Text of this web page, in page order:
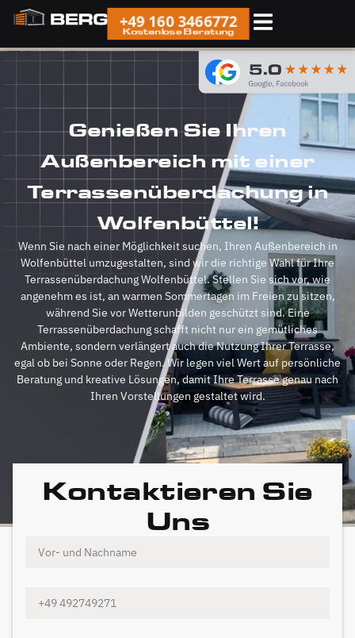
+49 160 3466772
Kostenlose Beratung
Genießen Sie Ihren
Außenbereich mit einer
Terrassenüberdachung in
Wolfenbüttel!
Wenn Sie nach einer Möglichkeit suchen, Ihren Außenbereich in
Wolfenbüttel umzugestalten, sind wir die richtige Wahl für Ihre
Terrassenüberdachung Wolfenbüttel. Stellen Sie sich vor, wie
angenehm es ist, an warmen Sommertagen im Freien zu sitzen,
während Sie vor Wetterunbilden geschützt sind. Eine
Terrassenüberdachung schafft nicht nur ein gemütliches
Ambiente, sondern verlängert auch die Nutzung Ihrer Terrasse,
egal ob bei Sonne oder Regen. Wir legen viel Wert auf persönliche
Beratung und kreative Lösungen, damit Ihre Terrasse genau nach
Ihren Vorstellungen gestaltet wird.
Kontaktieren Sie
Uns